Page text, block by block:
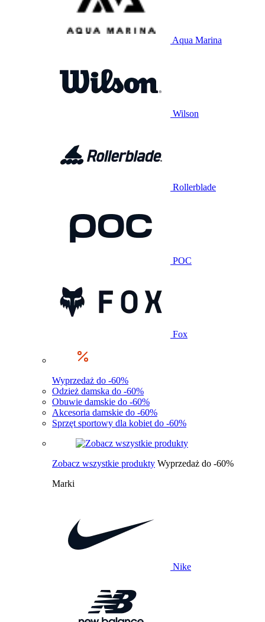
Aqua Marina
Wilson
Rollerblade
POC
Fox
Wyprzedaż do -60%
Odzież damska do -60%
Obuwie damskie do -60%
Akcesoria damskie do -60%
Sprzęt sportowy dla kobiet do -60%
Zobacz wszystkie produkty Wyprzedaż do -60%
Marki
Nike